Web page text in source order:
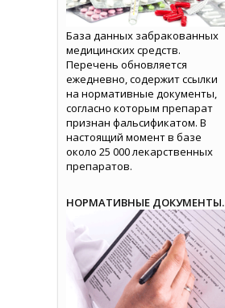
База данных забракованных
медицинских средств.
Перечень обновляется
ежедневно, содержит ссылки
на нормативные документы,
согласно которым препарат
признан фальсификатом. В
настоящий момент в базе
около 25 000 лекарственных
препаратов.
НОРМАТИВНЫЕ ДОКУМЕНТЫ.